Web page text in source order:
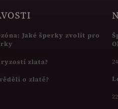
Jaké šperky zvolit pro
ryzostí zlata?
o zlatě?